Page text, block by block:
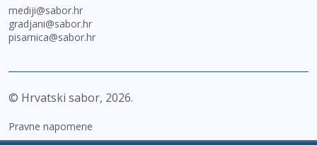
mediji@sabor.hr
gradjani@sabor.hr
pisarnica@sabor.hr
© Hrvatski sabor, 2026
Pravne napomene